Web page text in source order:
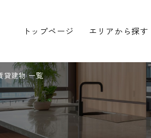
トップページ エリアから探す
貸建物 一覧